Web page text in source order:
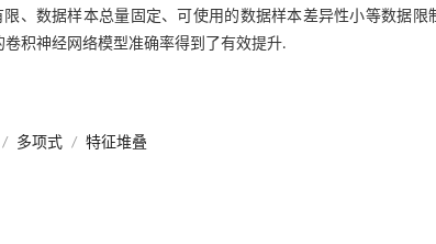
、数据样本总量固定、可使用的数据样本差异性小等数据
积神经网络模型准确率得到了有效提升.
/ 多项式 / 特征堆叠